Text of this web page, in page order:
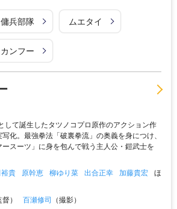
傭兵部隊 ムエタイ
カンフー
して誕生したタツノコプロ原作のアクション作
化。最強拳法「破裏拳流」の奥義を身につけ、
スーツ」に身を包んで戦う主人公・鎧武士を
貴 原幹恵 柳ゆり菜 出合正幸 加藤貴宏 ほ
督） 百瀬修司 （撮影）